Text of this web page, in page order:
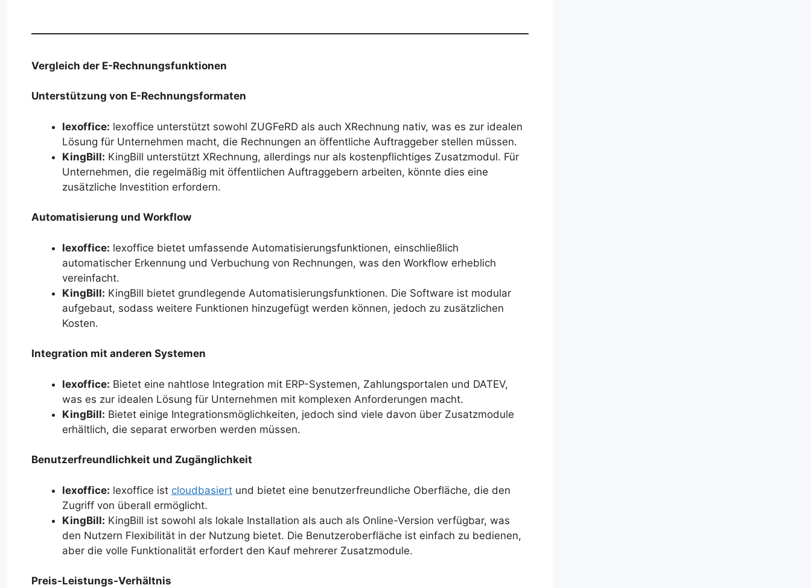
Vergleich der E-Rechnungsfunktionen
Unterstützung von E-Rechnungsformaten
lexoffice: lexoffice unterstützt sowohl ZUGFeRD als auch XRechnung nativ, was es zur idealen
Lösung für Unternehmen macht, die Rechnungen an öffentliche Auftraggeber stellen müssen.
KingBill: KingBill unterstützt XRechnung, allerdings nur als kostenpflichtiges Zusatzmodul. Für
Unternehmen, die regelmäßig mit öffentlichen Auftraggebern arbeiten, könnte dies eine
zusätzliche Investition erfordern.
Automatisierung und Workflow
lexoffice: lexoffice bietet umfassende Automatisierungsfunktionen, einschließlich
automatischer Erkennung und Verbuchung von Rechnungen, was den Workflow erheblich
vereinfacht.
KingBill: KingBill bietet grundlegende Automatisierungsfunktionen. Die Software ist modular
aufgebaut, sodass weitere Funktionen hinzugefügt werden können, jedoch zu zusätzlichen
Kosten.
Integration mit anderen Systemen
lexoffice: Bietet eine nahtlose Integration mit ERP-Systemen, Zahlungsportalen und DATEV,
was es zur idealen Lösung für Unternehmen mit komplexen Anforderungen macht.
KingBill: Bietet einige Integrationsmöglichkeiten, jedoch sind viele davon über Zusatzmodule
erhältlich, die separat erworben werden müssen.
Benutzerfreundlichkeit und Zugänglichkeit
lexoffice: lexoffice ist cloudbasiert und bietet eine benutzerfreundliche Oberfläche, die den
Zugriff von überall ermöglicht.
KingBill: KingBill ist sowohl als lokale Installation als auch als Online-Version verfügbar, was
den Nutzern Flexibilität in der Nutzung bietet. Die Benutzeroberfläche ist einfach zu bedienen,
aber die volle Funktionalität erfordert den Kauf mehrerer Zusatzmodule.
Preis-Leistungs-Verhältnis